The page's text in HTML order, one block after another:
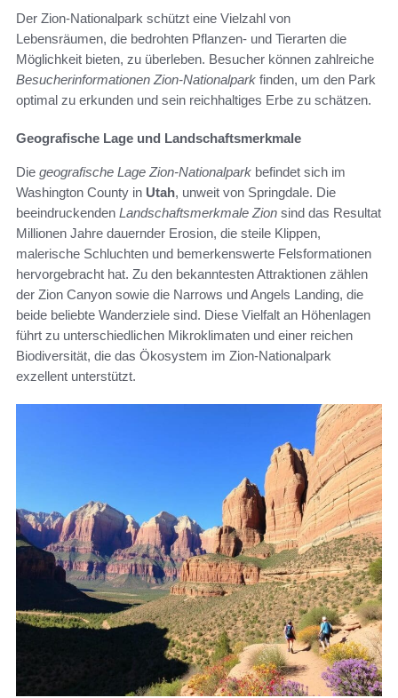
Der Zion-Nationalpark schützt eine Vielzahl von
Lebensräumen, die bedrohten Pflanzen- und Tierarten die
Möglichkeit bieten, zu überleben. Besucher können zahlreiche
Besucherinformationen Zion-Nationalpark finden, um den Park
optimal zu erkunden und sein reichhaltiges Erbe zu schätzen.
Geografische Lage und Landschaftsmerkmale
Die geografische Lage Zion-Nationalpark befindet sich im
Washington County in Utah, unweit von Springdale. Die
beeindruckenden Landschaftsmerkmale Zion sind das Resultat
Millionen Jahre dauernder Erosion, die steile Klippen,
malerische Schluchten und bemerkenswerte Felsformationen
hervorgebracht hat. Zu den bekanntesten Attraktionen zählen
der Zion Canyon sowie die Narrows und Angels Landing, die
beide beliebte Wanderziele sind. Diese Vielfalt an Höhenlagen
führt zu unterschiedlichen Mikroklimaten und einer reichen
Biodiversität, die das Ökosystem im Zion-Nationalpark
exzellent unterstützt.